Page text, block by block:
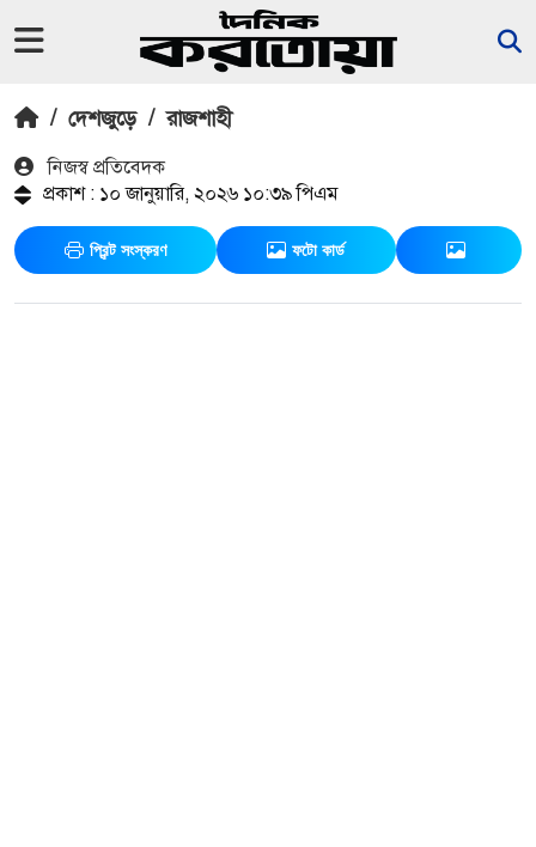
/ দেশজুড়ে / রাজশাহী
নিজস্ব প্রতিবেদক
প্রকাশ : ১০ জানুয়ারি, ২০২৬ ১০:৩৯ পিএম
প্রিন্ট সংস্করণ ফটো কার্ড